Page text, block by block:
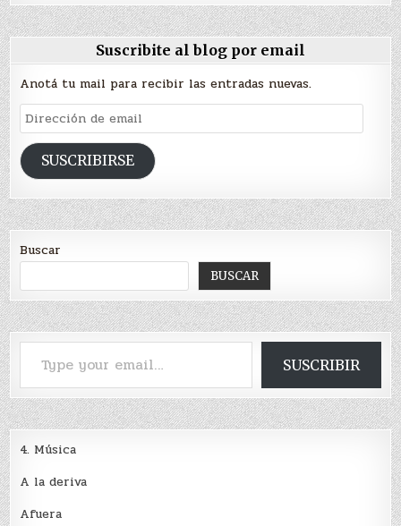
Suscribite al blog por email
Anotá tu mail para recibir las entradas nuevas.
Dirección
de
emailSUSCRIBIRSE
Buscar
BUSCAR
Type your email…
SUSCRIBIR
4. Música
A la deriva
Afuera